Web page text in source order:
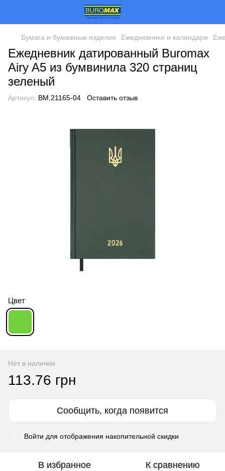
Бумага и бумажные изделия Ежедневники и календари
Ежедневник датированный Buromax
Airy A5 из бумвинила 320 страниц
зеленый
Артикул: BM.21165-04 Оставить отзыв
Цвет
Нет в наличии
113.76 грн
Сообщить, когда появится
Войти для отображения накопительной скидки
В избранное К сравнению